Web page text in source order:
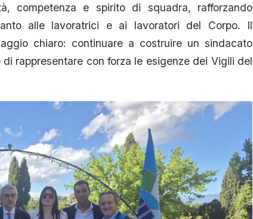
competenza e spirito di squadra, rafforzando
alle lavoratrici e ai lavoratori del Corpo. Il
chiaro: continuare a costruire un sindacato
rappresentare con forza le esigenze dei Vigili del